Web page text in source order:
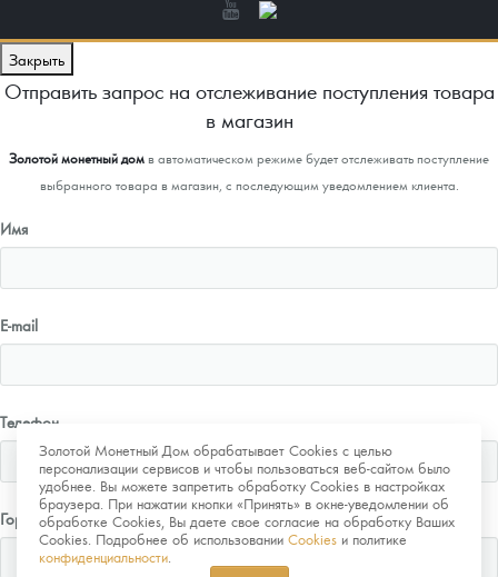
Золотой Монетный Дом обрабатывает Cookies с целью
персонализации сервисов и чтобы пользоваться веб-сайтом было
удобнее. Вы можете запретить обработку Cookies в настройках
браузера. При нажатии кнопки «Принять» в окне-уведомлении об
обработке Cookies, Вы даете свое согласие на обработку Ваших
Cookies. Подробнее об использовании Cookies и политике
конфиденциальности
Закрыть
Отправить запрос на отслеживание поступления товара
в магазин
Золотой монетный домв автоматическом режиме будет отслеживать поступление
выбранного товара в магазин, с последующим уведомлением клиента.
Имя
E-mail
Телефон
Город